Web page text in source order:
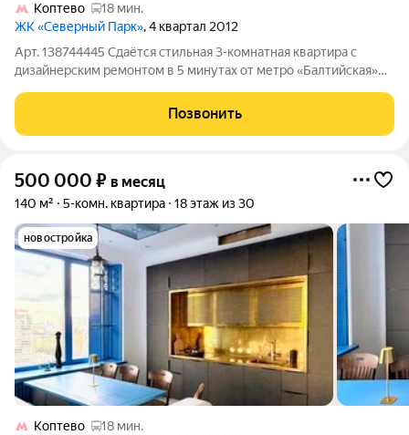
Коптево
18 мин.
ЖК «Северный Парк», 4 квартал 2012
Арт. 138744445 Сдаётся стильная 3-комнатная квартира с
дизайнерским ремонтом в 5 минутах от метро «Балтийская»
Коммуналка, счетчики вода и свет оплачивается нанимателем.
У наймодателя есть
Позвонить
500 000 ₽ в месяц
140 м² 5-комн. квартира 18 этаж из 30
новостройка
Коптево
18 мин.